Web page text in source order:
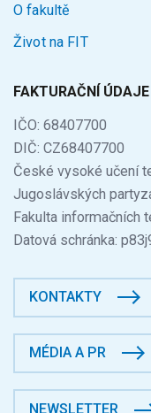
O fakultě
Život na FIT
FAKTURAČNÍ ÚDAJE
IČO: 68407700
DIČ: CZ68407700
České vysoké učení
Jugoslávských
Fakulta informačních
Datová schránka:
KONTAKTY
MÉDIA A PR
NEWSLETTER